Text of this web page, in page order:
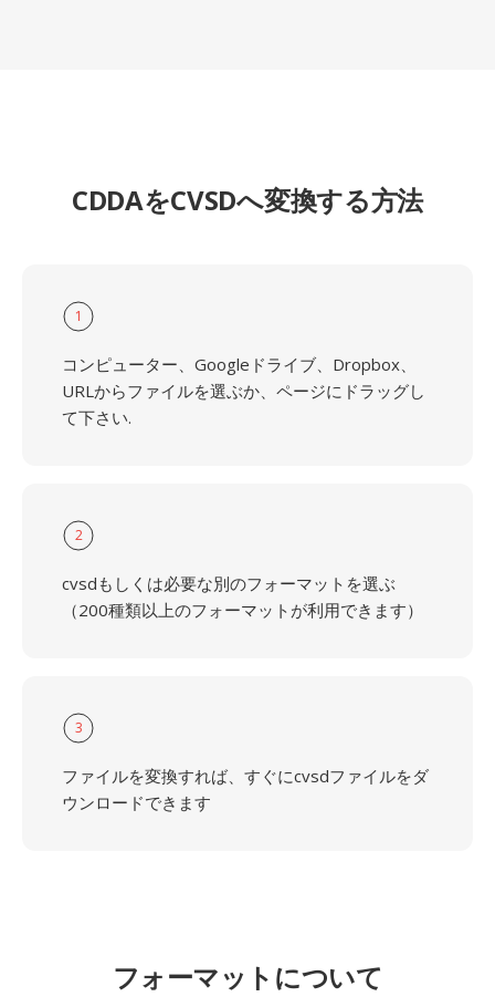
CDDAをCVSDへ変換する方法
1
コンピューター、Googleドライブ、Dropbox、
URLからファイルを選ぶか、ページにドラッグし
て下さい.
2
cvsdもしくは必要な別のフォーマットを選ぶ
（200種類以上のフォーマットが利用できます）
3
ファイルを変換すれば、すぐにcvsdファイルをダ
ウンロードできます
フォーマットについて